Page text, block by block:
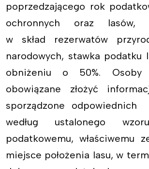
poprzedzającego rok
ochronnych oraz lasów,
w skład rezerwatów
narodowych, stawka podatku
obniżeniu o 50%. Osoby
obowiązane złożyć
sporządzone odpowiednich
według ustalonego
podatkowemu, właściwemu
miejsce położenia lasu, w